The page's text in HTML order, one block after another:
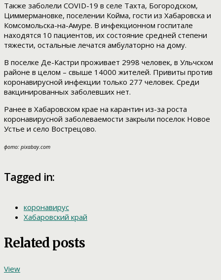
Также заболели COVID-19 в селе Тахта, Богородском,
Циммермановке, поселении Койма, гости из Хабаровска и
Комсомольска-на-Амуре. В инфекционном госпитале
находятся 10 пациентов, их состояние средней степени
тяжести, остальные лечатся амбулаторно на дому.
В поселке Де-Кастри проживает 2998 человек, в Ульчском
районе в целом – свыше 14000 жителей. Привиты против
коронавирусной инфекции только 277 человек. Среди
вакцинированных заболевших нет.
Ранее в Хабаровском крае на карантин из-за роста
коронавирусной заболеваемости закрыли поселок Новое
Устье и село Вострецово.
фото: pixabay.com
Tagged in:
коронавирус
Хабаровский край
Related posts
View